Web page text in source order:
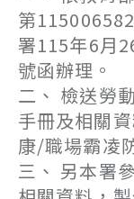
第
署115年6月
號函辦理。
二、 檢送勞
手冊及相關
康/職場霸凌
三、 另本署